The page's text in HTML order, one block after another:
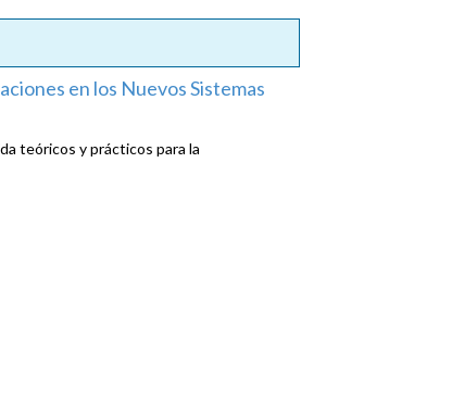
en los Nuevos Sistemas
teóricos y prácticos para la